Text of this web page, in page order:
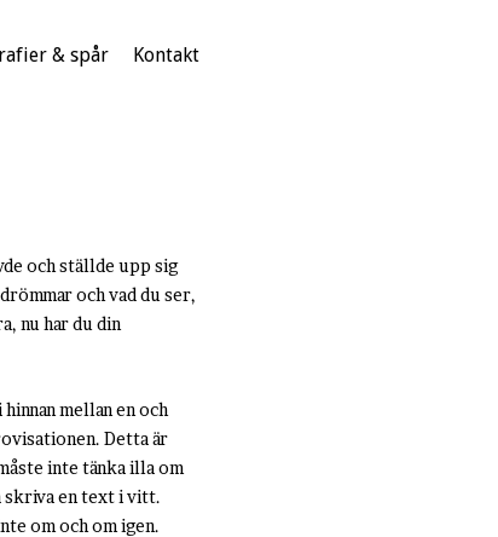
& spår Kontakt
och ställde upp sig
och vad du ser,
nu har du din
mellan en och
Detta är
inte tänka illa om
skriva en text i vitt.
om och om igen.